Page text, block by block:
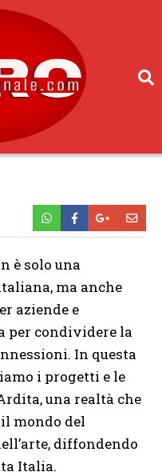
è solo una
ma anche
aziende e
per condividere la
In questa
i progetti e le
una realtà che
mondo del
diffondendo
Italia.